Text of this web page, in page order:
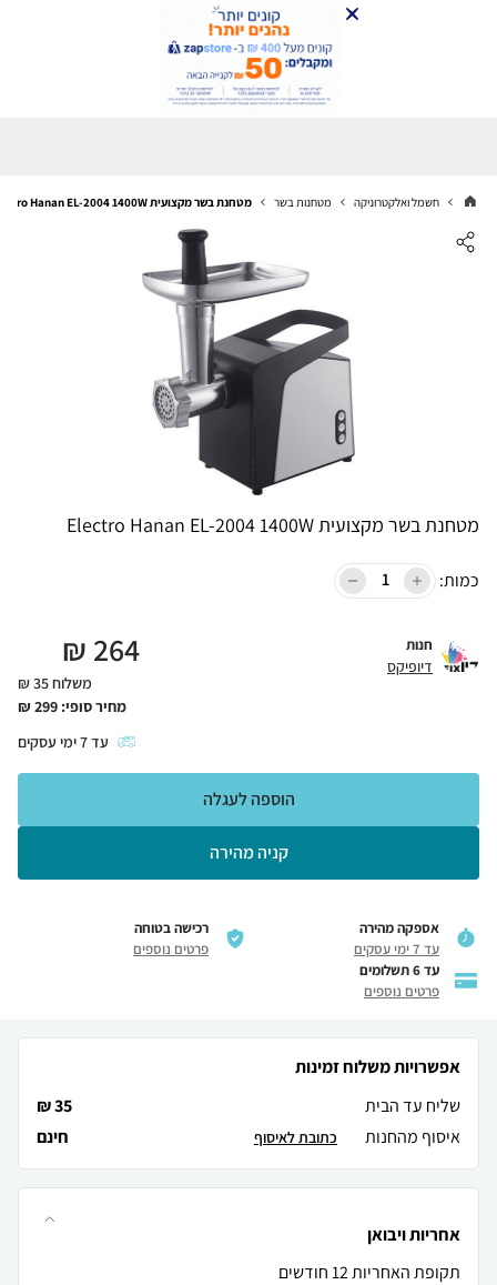
חשמל ואלקטרוניקה מטחנות בשר מטחנת בשר מקצועית Electro Hanan EL-2004 1400W
מטחנת בשר מקצועית Electro Hanan EL-2004 1400W
כמות:
חנות
דיופיקס 264
₪
משלוח 35 ₪
מחיר סופי: 299
₪
עד7ימי עסקים
קניה מהירה
הוספה לעגלה
אספקה מהירה
עד 7 ימי עסקים
רכישה בטוחה
פרטים נוספים
עד 6 תשלומים
פרטים נוספים
אפשרויות משלוח זמינות
שליח עד הבית
35 ₪
איסוף מהחנות
חינם כתובת לאיסוף
אחריות ויבואן
תקופת האחריות 12 חודשים